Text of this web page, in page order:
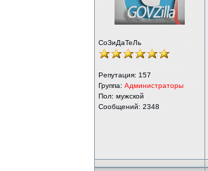
СоЗиДаТеЛь
Репутация: 157
Группа: Администраторы
Пол: мужской
Сообщений: 2348